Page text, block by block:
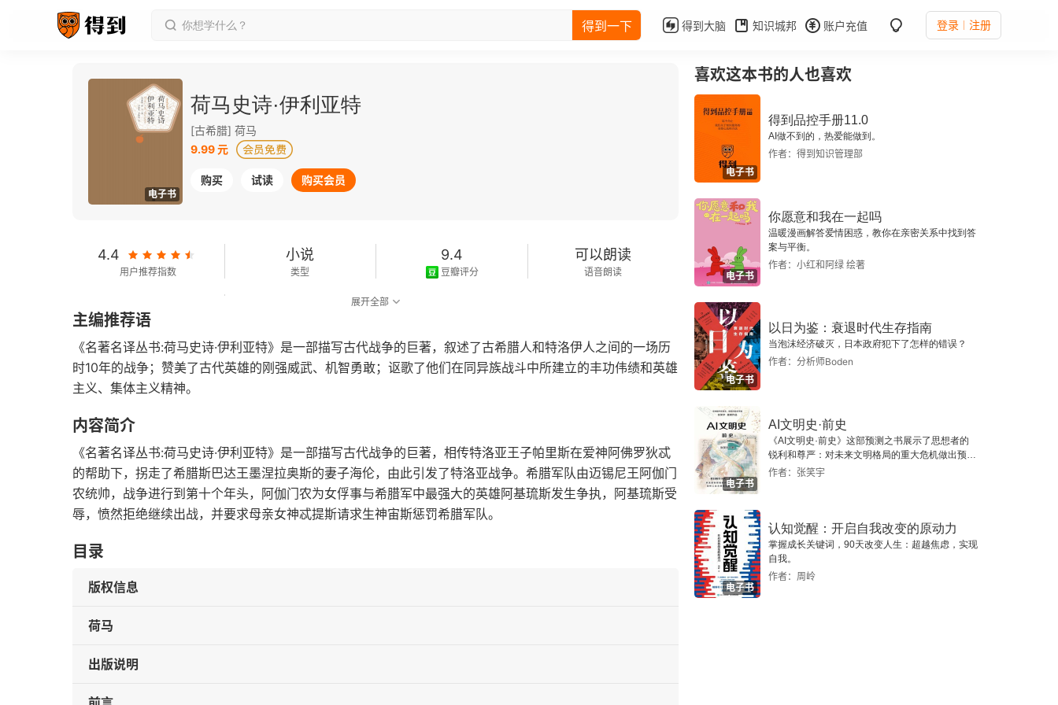
得到一下 得到大脑 知识城邦 账户充值 登录 注册
电子书
荷马史诗·伊利亚特
[古希腊] 荷马
9.99 元
购买 试读 购买会员
4.4
用户推荐指数
小说
类型
9.4
豆瓣评分
可以朗读
语音朗读
字数
展开全部
主编推荐语
《名著名译丛书:荷马史诗·伊利亚特》是一部描写古代战争的巨著，叙述了古希腊人和特洛伊人之间的一场历
时10年的战争；赞美了古代英雄的刚强威武、机智勇敢；讴歌了他们在同异族战斗中所建立的丰功伟绩和英雄
主义、集体主义精神。
内容简介
《名著名译丛书:荷马史诗·伊利亚特》是一部描写古代战争的巨著，相传特洛亚王子帕里斯在爱神阿佛罗狄忒
的帮助下，拐走了希腊斯巴达王墨涅拉奥斯的妻子海伦，由此引发了特洛亚战争。希腊军队由迈锡尼王阿伽门
农统帅，战争进行到第十个年头，阿伽门农为女俘事与希腊军中最强大的英雄阿基琉斯发生争执，阿基琉斯受
辱，愤然拒绝继续出战，并要求母亲女神忒提斯请求生神宙斯惩罚希腊军队。
目录
版权信息
荷马
出版说明
喜欢这本书的人也喜欢
电子书
得到品控手册11.0
AI做不到的，热爱能做到。
作者：得到知识管理部
电子书
你愿意和我在一起吗
温暖漫画解答爱情困惑，教你在亲密关系中找到答
案与平衡。
作者：小红和阿绿 绘著
电子书
以日为鉴：衰退时代生存指南
当泡沫经济破灭，日本政府犯下了怎样的错误？
作者：分析师Boden
电子书
AI文明史·前史
《AI文明史·前史》这部预测之书展示了思想者的
锐利和尊严：对未来文明格局的重大危机做出预
警，提示人类做出智慧的选择。
作者：张笑宇
电子书
认知觉醒：开启自我改变的原动力
掌握成长关键词，90天改变人生：超越焦虑，实现
自我。
作者：周岭